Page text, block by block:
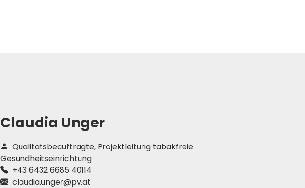
Claudia Unger
Qualitätsbeauftragte, Projektleitung tabakfreie
Gesundheitseinrichtung
+43 6432 6685 40114
claudia.unger@pv.at